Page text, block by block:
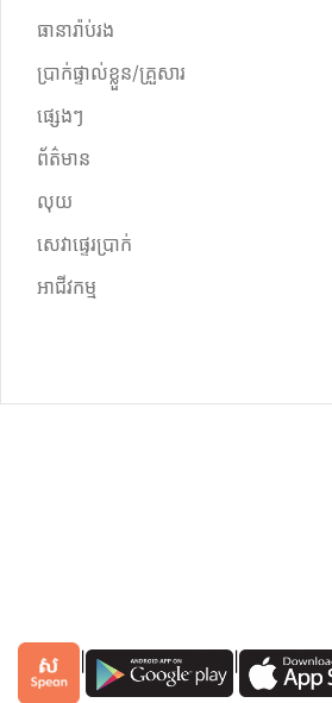
ធានារ៉ាប់រង
ប្រាក់ផ្ទាល់ខ្លួន/គ្រួសារ
ផ្សេងៗ
ព័ត៌មាន
លុយ
សេវាផ្ទេរប្រាក់
អាជីវកម្ម
| |